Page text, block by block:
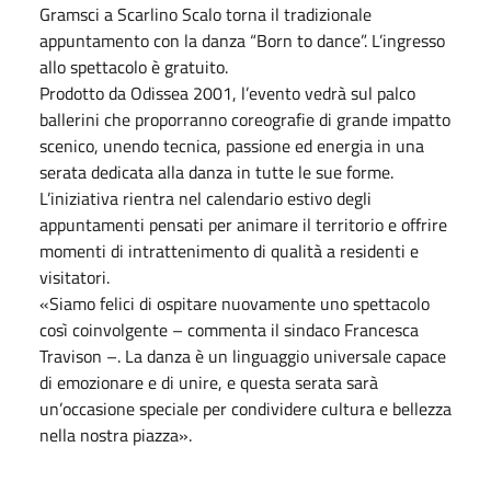
Gramsci a Scarlino Scalo torna il tradizionale
appuntamento con la danza “Born to dance”. L’ingresso
allo spettacolo è gratuito.
Prodotto da Odissea 2001, l’evento vedrà sul palco
ballerini che proporranno coreografie di grande impatto
scenico, unendo tecnica, passione ed energia in una
serata dedicata alla danza in tutte le sue forme.
L’iniziativa rientra nel calendario estivo degli
appuntamenti pensati per animare il territorio e offrire
momenti di intrattenimento di qualità a residenti e
visitatori.
«Siamo felici di ospitare nuovamente uno spettacolo
così coinvolgente – commenta il sindaco Francesca
Travison –. La danza è un linguaggio universale capace
di emozionare e di unire, e questa serata sarà
un’occasione speciale per condividere cultura e bellezza
nella nostra piazza».